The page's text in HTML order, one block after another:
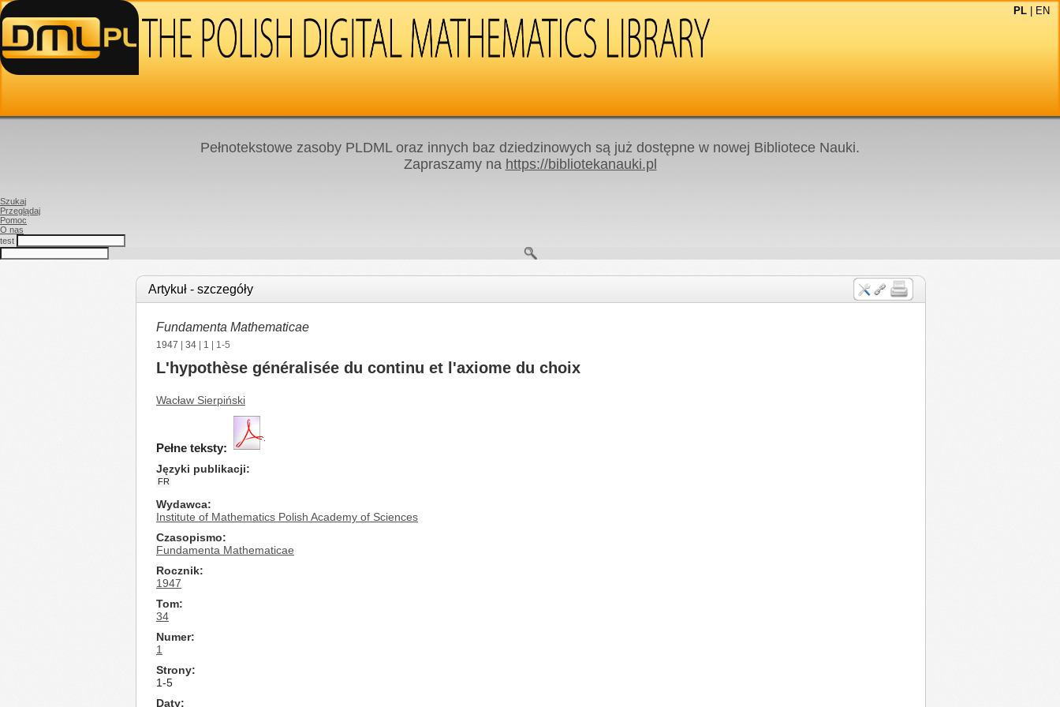
PL EN
Pełnotekstowe zasoby PLDML oraz innych baz dziedzinowych są już dostępne w nowej Bibliotece Nauki.
Zapraszamy na https://bibliotekanauki.pl
Szukaj
Przeglądaj
Pomoc
O nas
test
Artykuł - szczegóły
Fundamenta Mathematicae
1947 34 1 | 1-5
L'hypothèse généralisée du continu et l'axiome du choix
Wacław Sierpiński
Pełne teksty:
Języki publikacji
FR
Wydawca
Institute of Mathematics Polish Academy of Sciences
Czasopismo
Fundamenta Mathematicae
Rocznik
1947
Tom
34
Numer
1
Strony
1-5
Daty